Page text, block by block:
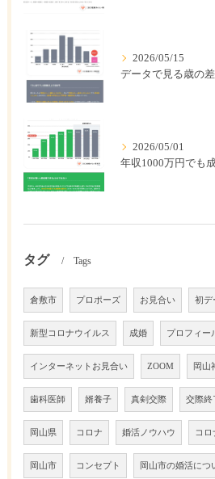
2026/05/15
データで見る歳の
2026/05/01
タグ Tags
倉敷市 プロポーズ お見合い 初デ
新型コロナウイルス 成婚 プロフィー
インターネットお見合い ZOOM 岡山
歯科医師 婿養子 真剣交際 交際終
岡山県 コロナ 婚活ノウハウ コ
岡山市 コンセプト 岡山市の婚活につ